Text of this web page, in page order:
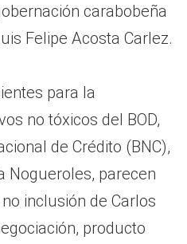
carabobeña
Felipe Acosta Carlez.
para la
no tóxicos del BOD,
de Crédito (BNC),
Nogueroles, parecen
inclusión de Carlos
producto